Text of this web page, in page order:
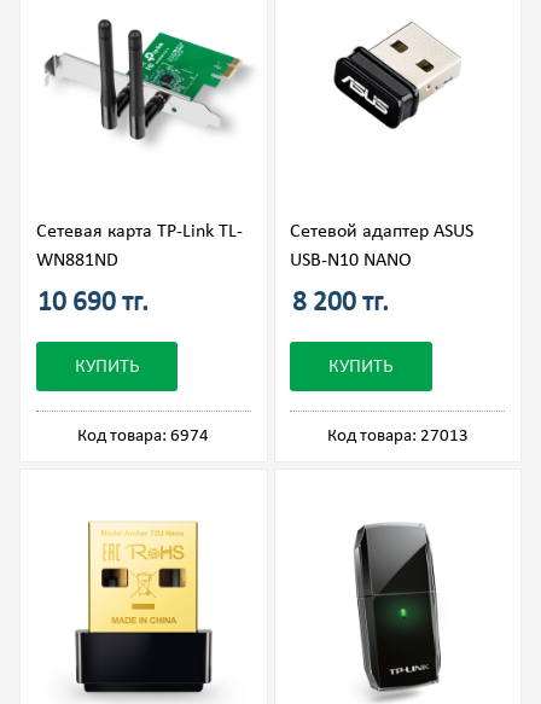
Сетевая карта TP-Link TL-
WN881ND
10 690 тг.
КУПИТЬ
Код товара: 6974
Сетевой адаптер ASUS
USB-N10 NANO
8 200 тг.
КУПИТЬ
Код товара: 27013